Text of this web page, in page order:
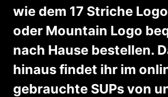
wie dem 17 Striche
oder Mountain Logo
nach Hause bestellen.
hinaus findet ihr im
gebrauchte SUPs von